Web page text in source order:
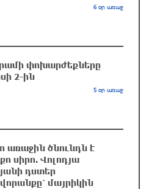
են Արարատի
փրկարարները
են բերել արգելափակումից
8 ժամ առաջ
6 օր առաջ
փոխարժեքները
2-ին
5 օր առաջ
առաջին ծնունդն է
սիրո. Վոլոդյա
դստեր
մայրիկին